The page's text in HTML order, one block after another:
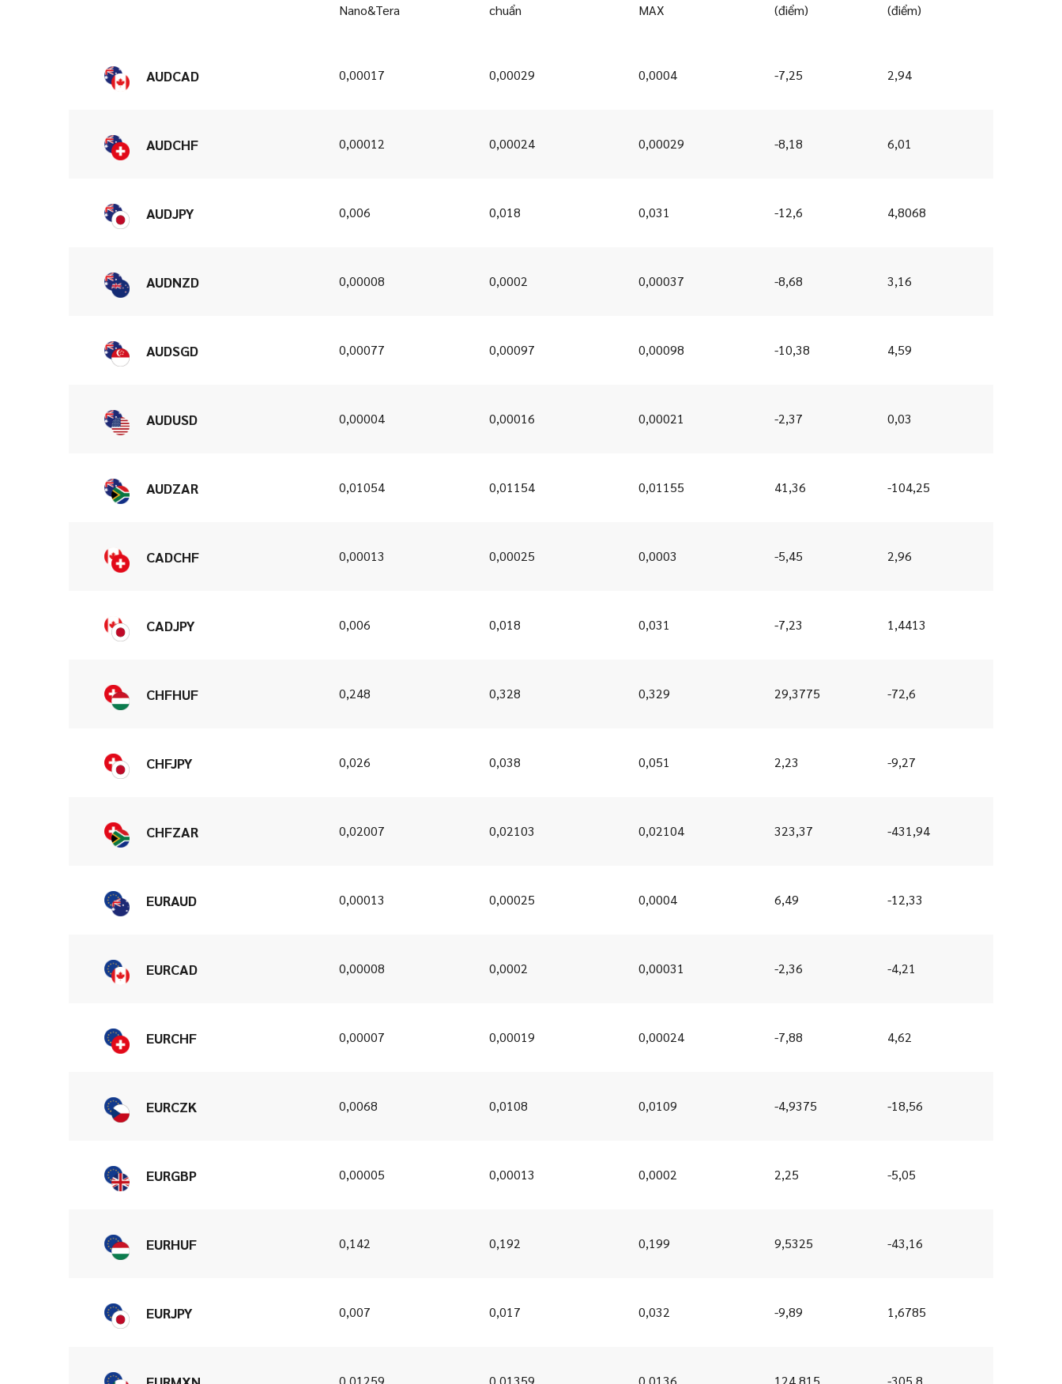
Nano&Tera
chuẩn
MAX
(điểm)
(điểm)
AUDCAD 0,00017 0,00029 0,0004 -7,25 2,94
AUDCHF 0,00012 0,00024 0,00029 -8,18 6,01
AUDJPY 0,006 0,018 0,031 -12,6 4,8068
AUDNZD 0,00008 0,0002 0,00037 -8,68 3,16
AUDSGD 0,00077 0,00097 0,00098 -10,38 4,59
AUDUSD 0,00004 0,00016 0,00021 -2,37 0,03
AUDZAR 0,01054 0,01154 0,01155 41,36 -104,25
CADCHF 0,00013 0,00025 0,0003 -5,45 2,96
CADJPY 0,006 0,018 0,031 -7,23 1,4413
CHFHUF 0,248 0,328 0,329 29,3775 -72,6
CHFJPY 0,026 0,038 0,051 2,23 -9,27
CHFZAR 0,02007 0,02103 0,02104 323,37 -431,94
EURAUD 0,00013 0,00025 0,0004 6,49 -12,33
EURCAD 0,00008 0,0002 0,00031 -2,36 -4,21
EURCHF 0,00007 0,00019 0,00024 -7,88 4,62
EURCZK 0,0068 0,0108 0,0109 -4,9375 -18,56
EURGBP 0,00005 0,00013 0,0002 2,25 -5,05
EURHUF 0,142 0,192 0,199 9,5325 -43,16
EURJPY 0,007 0,017 0,032 -9,89 1,6785
0,01259 0,01359 0,0136 124,815 -305,8